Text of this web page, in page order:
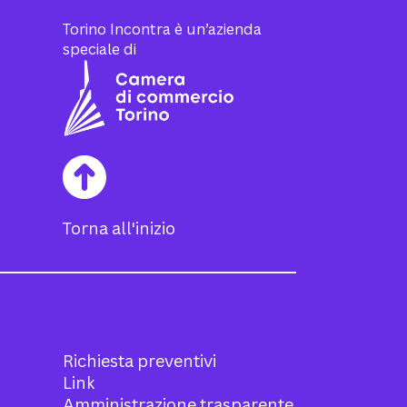
Torino Incontra è un’azienda
speciale di
Torna all'inizio
Richiesta preventivi
Link